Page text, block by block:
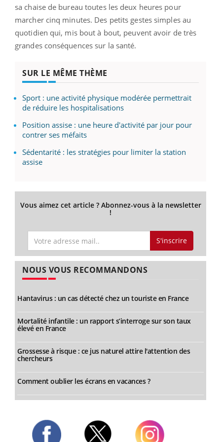
sa chaise de bureau toutes les deux heures pour
marcher cinq minutes. Des petits gestes simples au
quotidien qui, mis bout à bout, peuvent avoir de très
grandes conséquences sur la santé.
SUR LE MÊME THÈME
Sport : une activité physique modérée permettrait
de réduire les hospitalisations
Position assise : une heure d'activité par jour pour
contrer ses méfaits
Sédentarité : les stratégies pour limiter la station
assise
Vous aimez cet article ? Abonnez-vous à la newsletter
!
S'inscrire
NOUS VOUS RECOMMANDONS
Hantavirus : un cas détecté chez un touriste en France
Mortalité infantile : un rapport s’interroge sur son taux
élevé en France
Grossesse à risque : ce jus naturel attire l'attention des
chercheurs
Comment oublier les écrans en vacances ?